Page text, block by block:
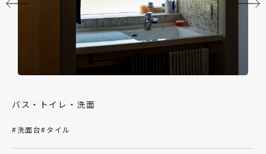
バス・トイレ・洗面
#洗面台#タイル